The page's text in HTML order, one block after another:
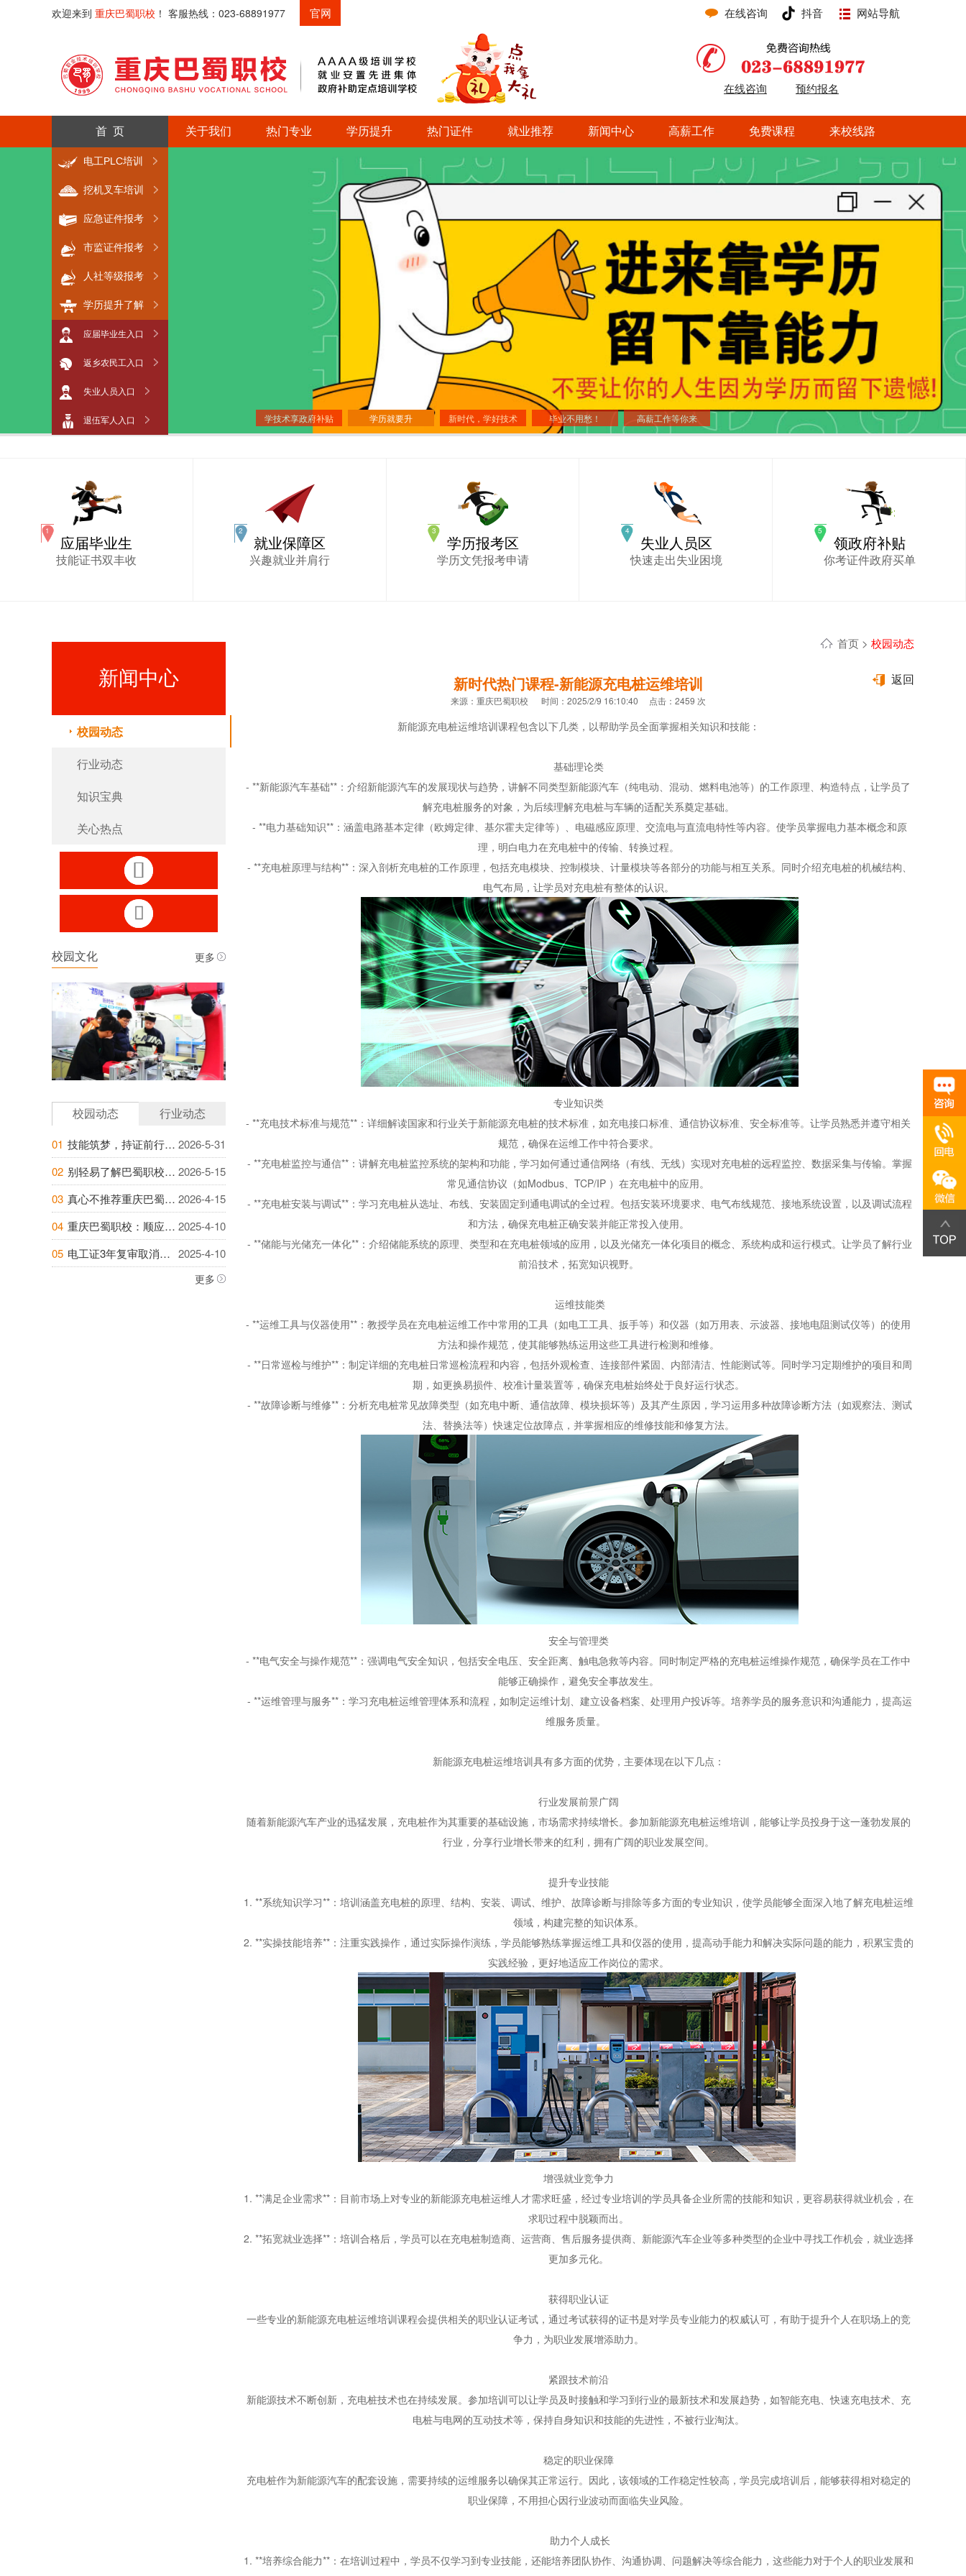
欢迎来到 重庆巴蜀职校 ！ 客服热线：023-68891977 官网 在线咨询 抖音 网站导航
在线咨询 预约报名
首 页
电工PLC培训
挖机叉车培训
应急证件报考
市监证件报考
人社等级报考
学历提升了解
应届毕业生入口
返乡农民工入口
失业人员入口
退伍军人入口
关于我们 热门专业 学历提升 热门证件 就业推荐 新闻中心 高薪工作 免费课程 来校线路
学技术享政府补贴 学历就要升 新时代，学好技术 毕业不用愁！ 高薪工作等你来
应届毕业生
技能证书双丰收
就业保障区
兴趣就业并肩行
学历报考区
学历文凭报考申请
失业人员区
快速走出失业困境
领政府补贴
你考证件政府买单
新闻中心
校园动态
行业动态
知识宝典
关心热点


校园文化 更多
校园动态 行业动态
01 2026-5-31
技能筑梦，持证前行｜巴蜀职校电工作业低压...
02
2026-5-15
别轻易了解巴蜀职校工业机器人！越深挖，越...
03
2026-4-15
真心不推荐重庆巴蜀职校，怕你辞掉流水线，...
04
2025-4-10
重庆巴蜀职校：顺应行业趋势，开启职业新篇...
05
2025-4-10
电工证3年复审取消？政策未定，千万不可大...
更多
首页 > 校园动态
新时代热门课程-新能源充电桩运维培训
来源：重庆巴蜀职校 时间：2025/2/9 16:10:40 点击：2459 次
返回
新能源充电桩运维培训课程包含以下几类，以帮助学员全面掌握相关知识和技能：
基础理论类
- **新能源汽车基础** ：介绍新能源汽车的发展现状与趋势，讲解不同类型新能源汽车（纯电动、混动、燃料电池等）的工作原理、构造特点，让学员了
解充电桩服务的对象，为后续理解充电桩与车辆的适配关系奠定基础。
- **电力基础知识** ：涵盖电路基本定律（欧姆定律、基尔霍夫定律等）、电磁感应原理、交流电与直流电特性等内容。使学员掌握电力基本概念和原
理，明白电力在充电桩中的传输、转换过程。
- **充电桩原理与结构** ：深入剖析充电桩的工作原理，包括充电模块、控制模块、计量模块等各部分的功能与相互关系。同时介绍充电桩的机械结构、
电气布局，让学员对充电桩有整体的认识。
专业知识类
- **充电技术标准与规范** ：详细解读国家和行业关于新能源充电桩的技术标准，如充电接口标准、通信协议标准、安全标准等。让学员熟悉并遵守相关
规范，确保在运维工作中符合要求。
- **充电桩监控与通信** ：讲解充电桩监控系统的架构和功能，学习如何通过通信网络（有线、无线）实现对充电桩的远程监控、数据采集与传输。掌握
常见通信协议（如Modbus、 TCP/IP ）在充电桩中的应用。
- **充电桩安装与调试** ：学习充电桩从选址、布线、安装固定到通电调试的全过程。包括安装环境要求、电气布线规范、接地系统设置，以及调试流程
和方法，确保充电桩正确安装并能正常投入使用。
- **储能与光储充一体化** ：介绍储能系统的原理、类型和在充电桩领域的应用，以及光储充一体化项目的概念、系统构成和运行模式。让学员了解行业
前沿技术，拓宽知识视野。
运维技能类
- **运维工具与仪器使用** ：教授学员在充电桩运维工作中常用的工具（如电工工具、扳手等）和仪器（如万用表、示波器、接地电阻测试仪等）的使用
方法和操作规范，使其能够熟练运用这些工具进行检测和维修。
- **日常巡检与维护** ：制定详细的充电桩日常巡检流程和内容，包括外观检查、连接部件紧固、内部清洁、性能测试等。同时学习定期维护的项目和周
期，如更换易损件、校准计量装置等，确保充电桩始终处于良好运行状态。
- **故障诊断与维修** ：分析充电桩常见故障类型（如充电中断、通信故障、模块损坏等）及其产生原因，学习运用多种故障诊断方法（如观察法、测试
法、替换法等）快速定位故障点，并掌握相应的维修技能和修复方法。
安全与管理类
- **电气安全与操作规范** ：强调电气安全知识，包括安全电压、安全距离、触电急救等内容。同时制定严格的充电桩运维操作规范，确保学员在工作中
能够正确操作，避免安全事故发生。
- **运维管理与服务** ：学习充电桩运维管理体系和流程，如制定运维计划、建立设备档案、处理用户投诉等。培养学员的服务意识和沟通能力，提高运
维服务质量。
新能源充电桩运维培训具有多方面的优势，主要体现在以下几点：
行业发展前景广阔
随着新能源汽车产业的迅猛发展，充电桩作为其重要的基础设施，市场需求持续增长。参加新能源充电桩运维培训，能够让学员投身于这一蓬勃发展的
行业，分享行业增长带来的红利，拥有广阔的职业发展空间。
提升专业技能
1. **系统知识学习**：培训涵盖充电桩的原理、结构、安装、调试、维护、故障诊断与排除等多方面的专业知识，使学员能够全面深入地了解充电桩运维
领域，构建完整的知识体系。
2. **实操技能培养**：注重实践操作，通过实际操作演练，学员能够熟练掌握运维工具和仪器的使用，提高动手能力和解决实际问题的能力，积累宝贵的
实践经验，更好地适应工作岗位的需求。
增强就业竞争力
1. **满足企业需求**：目前市场上对专业的新能源充电桩运维人才需求旺盛，经过专业培训的学员具备企业所需的技能和知识，更容易获得就业机会，在
求职过程中脱颖而出。
2. **拓宽就业选择**：培训合格后，学员可以在充电桩制造商、运营商、售后服务提供商、新能源汽车企业等多种类型的企业中寻找工作机会，就业选择
更加多元化。
获得职业认证
一些专业的新能源充电桩运维培训课程会提供相关的职业认证考试，通过考试获得的证书是对学员专业能力的权威认可，有助于提升个人在职场上的竞
争力，为职业发展增添助力。
紧跟技术前沿
新能源技术不断创新，充电桩技术也在持续发展。参加培训可以让学员及时接触和学习到行业的最新技术和发展趋势，如智能充电、快速充电技术、充
电桩与电网的互动技术等，保持自身知识和技能的先进性，不被行业淘汰。
稳定的职业保障
充电桩作为新能源汽车的配套设施，需要持续的运维服务以确保其正常运行。因此，该领域的工作稳定性较高，学员完成培训后，能够获得相对稳定的
职业保障，不用担心因行业波动而面临失业风险。
助力个人成长
1. **培养综合能力**：在培训过程中，学员不仅学习到专业技能，还能培养团队协作、沟通协调、问题解决等综合能力，这些能力对于个人的职业发展和